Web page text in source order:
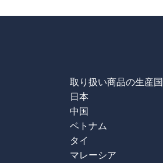
取り扱い商品の生産国
日本
中国
ベトナム
タイ
マレーシア